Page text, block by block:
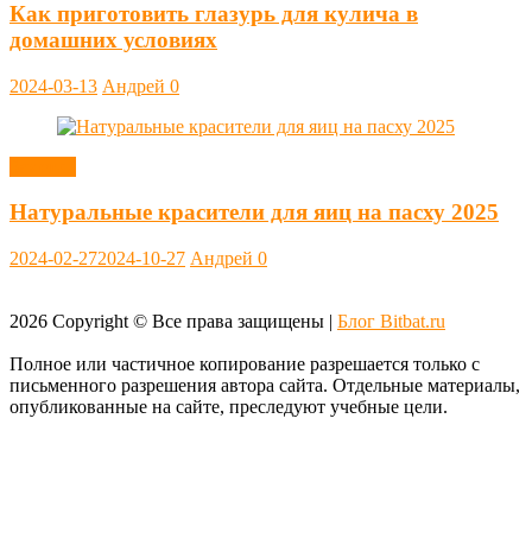
Как приготовить глазурь для кулича в
домашних условиях
2024-03-13 Андрей 0
Натуральные красители для яиц на пасху 2025
2024-02-272024-10-27 Андрей 0
2026 Copyright © Все права защищены | Блог Bitbat.ru
Полное или частичное копирование разрешается только с
письменного разрешения автора сайта. Отдельные материалы,
опубликованные на сайте, преследуют учебные цели.